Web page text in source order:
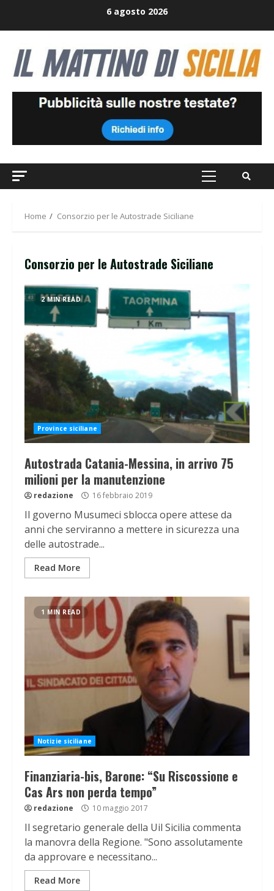
6 agosto 2026
Primary
Home Consorzio per le Autostrade Siciliane
Consorzio per le Autostrade Siciliane
2 MIN READ
Province siciliane
Autostrada Catania-Messina, in arrivo 75
milioni per la manutenzione
redazione 16 febbraio 2019
Il governo Musumeci sblocca opere attese da
anni che serviranno a mettere in sicurezza una
delle autostrade...
Read More
1 MIN READ
Notizie siciliane
Finanziaria-bis, Barone: “Su Riscossione e
Cas Ars non perda tempo”
redazione 10 maggio 2017
Il segretario generale della Uil Sicilia commenta
la manovra della Regione. "Sono assolutamente
da approvare e necessitano...
Read More